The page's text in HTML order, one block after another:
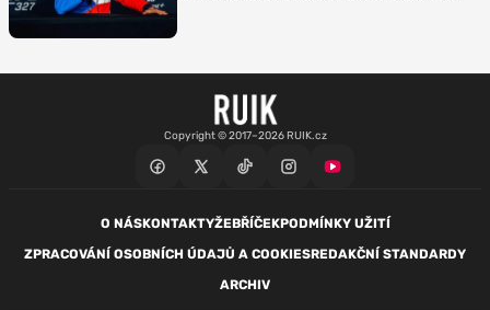
Copyright © 2017–2026 RUIK.cz
O NÁSKONTAKTYŽEBŘÍČEKPODMÍNKY UŽITÍ
ZPRACOVÁNÍ OSOBNÍCH ÚDAJŮ A COOKIESREDAKČNÍ STANDARDY
ARCHIV